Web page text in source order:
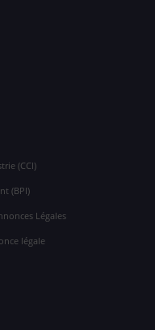
(CCI)
(BPI)
Légales
légale